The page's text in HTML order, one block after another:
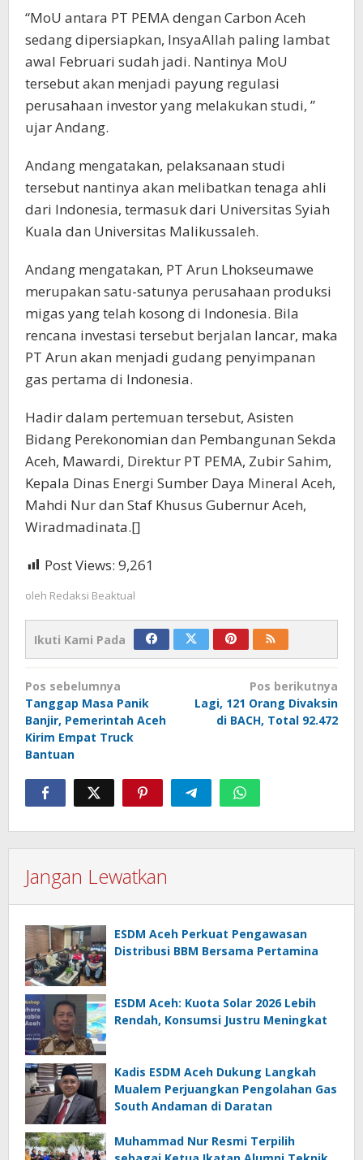
“MoU antara PT PEMA dengan Carbon Aceh
sedang dipersiapkan, InsyaAllah paling lambat
awal Februari sudah jadi. Nantinya MoU
tersebut akan menjadi payung regulasi
perusahaan investor yang melakukan studi, ”
ujar Andang.
Andang mengatakan, pelaksanaan studi
tersebut nantinya akan melibatkan tenaga ahli
dari Indonesia, termasuk dari Universitas Syiah
Kuala dan Universitas Malikussaleh.
Andang mengatakan, PT Arun Lhokseumawe
merupakan satu-satunya perusahaan produksi
migas yang telah kosong di Indonesia. Bila
rencana investasi tersebut berjalan lancar, maka
PT Arun akan menjadi gudang penyimpanan
gas pertama di Indonesia.
Hadir dalam pertemuan tersebut, Asisten
Bidang Perekonomian dan Pembangunan Sekda
Aceh, Mawardi, Direktur PT PEMA, Zubir Sahim,
Kepala Dinas Energi Sumber Daya Mineral Aceh,
Mahdi Nur dan Staf Khusus Gubernur Aceh,
Wiradmadinata.[]
Post Views: 9,261
oleh Redaksi Beaktual
Ikuti Kami Pada
Navigasi
pos
Pos sebelumnya
Tanggap Masa Panik
Banjir, Pemerintah Aceh
Kirim Empat Truck
Bantuan
Pos berikutnya
Lagi, 121 Orang Divaksin
di BACH, Total 92.472
Jangan Lewatkan
ESDM Aceh Perkuat Pengawasan
Distribusi BBM Bersama Pertamina
ESDM Aceh: Kuota Solar 2026 Lebih
Rendah, Konsumsi Justru Meningkat
Kadis ESDM Aceh Dukung Langkah
Mualem Perjuangkan Pengolahan Gas
South Andaman di Daratan
Muhammad Nur Resmi Terpilih